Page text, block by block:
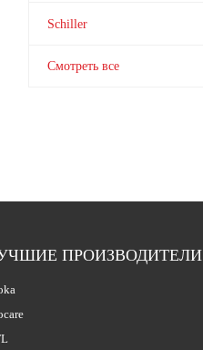
Schiller
Смотреть все
ПРОИЗВОДИТЕЛИ